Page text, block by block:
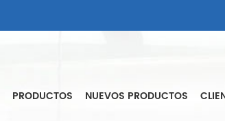
PRODUCTOS NUEVOS PRODUCTOS